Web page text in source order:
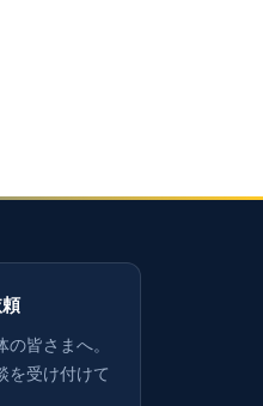
皆さまへ。
を受け付けて